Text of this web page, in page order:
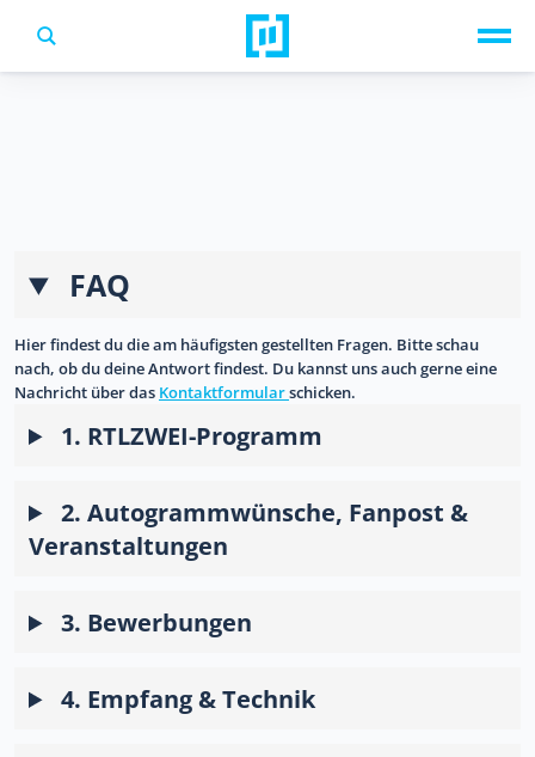
FAQ
Hier findest du die am häufigsten gestellten Fragen. Bitte schau
nach, ob du deine Antwort findest. Du kannst uns auch gerne eine
Nachricht über das Kontaktformularschicken.
1. RTLZWEI-Programm
2. Autogrammwünsche, Fanpost &
Veranstaltungen
3. Bewerbungen
4. Empfang & Technik